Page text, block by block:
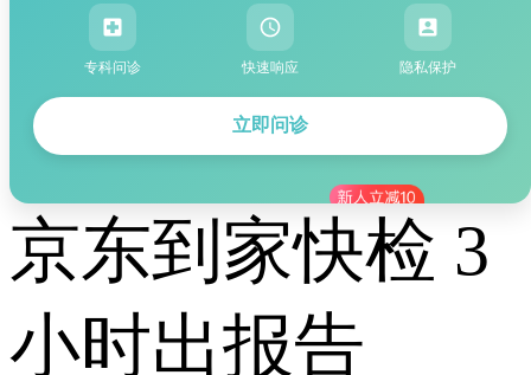
专科问诊 快速响应 隐私保护
立即问诊
京东到家快检 3
小时出报告